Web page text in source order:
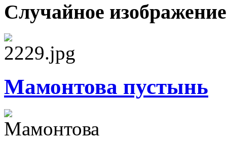
Случайное изображение
Мамонтова пустынь